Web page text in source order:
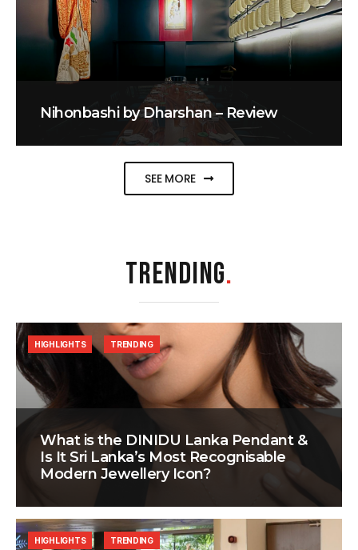
Nihonbashi by Dharshan – Review
SEE MORE
TRENDING.
What is the DINIDU Lanka Pendant &
Is It Sri Lanka’s Most Recognisable
Modern Jewellery Icon?
HIGHLIGHTS TRENDING
HIGHLIGHTS TRENDING